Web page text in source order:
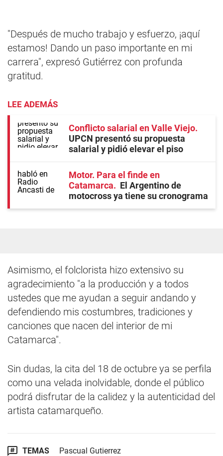
"Después de mucho trabajo y esfuerzo, ¡aquí
estamos! Dando un paso importante en mi
carrera", expresó Gutiérrez con profunda
gratitud.
LEE ADEMÁS
Conflicto salarial en Valle Viejo
UPCN presentó su propuesta
salarial y pidió elevar el piso
Motor. Para el finde en
Catamarca
El Argentino de
motocross ya tiene su cronograma
Asimismo, el folclorista hizo extensivo su
agradecimiento "a la producción y a todos
ustedes que me ayudan a seguir andando y
defendiendo mis costumbres, tradiciones y
canciones que nacen del interior de mi
Catamarca".
Sin dudas, la cita del 18 de octubre ya se perfila
como una velada inolvidable, donde el público
podrá disfrutar de la calidez y la autenticidad del
artista catamarqueño.
TEMAS Pascual Gutierrez